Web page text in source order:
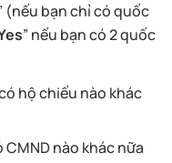
(nếu bạn chỉ có quốc
” nếu bạn có 2 quốc
hộ chiếu nào khác
CMND nào khác nữa